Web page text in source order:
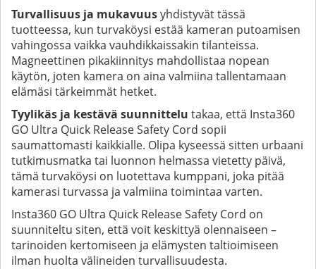
Turvallisuus ja mukavuusyhdistyvät tässä
tuotteessa, kun turvaköysi estää kameran putoamisen
vahingossa vaikka vauhdikkaissakin tilanteissa.
Magneettinen pikakiinnitys mahdollistaa nopean
käytön, joten kamera on aina valmiina tallentamaan
elämäsi tärkeimmät hetket.
Tyylikäs ja kestävä suunnittelu takaa, että Insta360
GO Ultra Quick Release Safety Cord sopii
saumattomasti kaikkialle. Olipa kyseessä sitten urbaani
tutkimusmatka tai luonnon helmassa vietetty päivä,
tämä turvaköysi on luotettava kumppani, joka pitää
kamerasi turvassa ja valmiina toimintaa varten.
Insta360 GO Ultra Quick Release Safety Cord on
suunniteltu siten, että voit keskittyä olennaiseen –
tarinoiden kertomiseen ja elämysten taltioimiseen
ilman huolta välineiden turvallisuudesta.